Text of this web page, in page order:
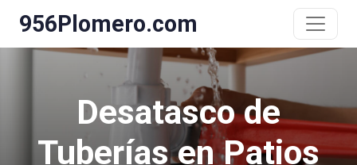
956Plomero.com
Desatasco de
Tuberías en Patios